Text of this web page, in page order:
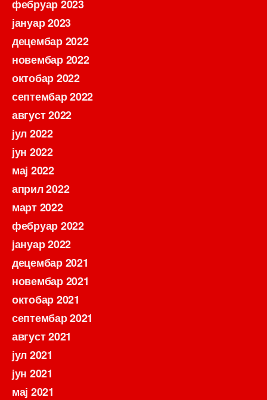
фебруар 2023
јануар 2023
децембар 2022
новембар 2022
октобар 2022
септембар 2022
август 2022
јул 2022
јун 2022
мај 2022
април 2022
март 2022
фебруар 2022
јануар 2022
децембар 2021
новембар 2021
октобар 2021
септембар 2021
август 2021
јул 2021
јун 2021
мај 2021